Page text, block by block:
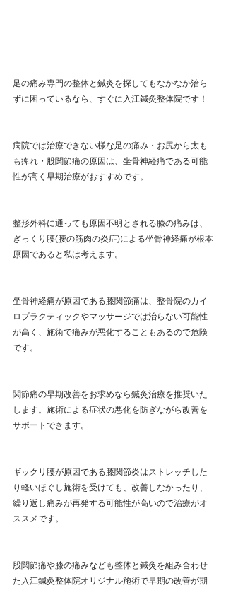
足の痛み専門の整体と鍼灸を探してもなかなか治ら
ずに困っているなら、すぐに入江鍼灸整体院です！
病院では治療できない様な足の痛み・お尻から太も
も痺れ・股関節痛の原因は、坐骨神経痛である可能
性が高く早期治療がおすすめです。
整形外科に通っても原因不明とされる膝の痛みは、
ぎっくり腰(腰の筋肉の炎症)による坐骨神経痛が根本
原因であると私は考えます。
坐骨神経痛が原因である膝関節痛は、整骨院のカイ
ロプラクティックやマッサージでは治らない可能性
が高く、施術で痛みが悪化することもあるので危険
です。
関節痛の早期改善をお求めなら鍼灸治療を推奨いた
します。施術による症状の悪化を防ぎながら改善を
サポートできます。
ギックリ腰が原因である膝関節炎はストレッチした
り軽いほぐし施術を受けても、改善しなかったり、
繰り返し痛みが再発する可能性が高いので治療がオ
ススメです。
股関節痛や膝の痛みなども整体と鍼灸を組み合わせ
た入江鍼灸整体院オリジナル施術で早期の改善が期